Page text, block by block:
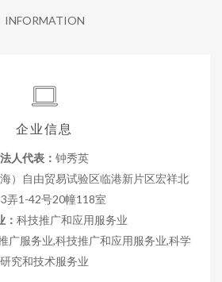
INFORMATION
企业信息
法人代表： 钟秀英
）自由贸易试验区临港新片区宏祥北
弄1-42号20幢118室
： 科技推广和应用服务业
广服务业,科技推广和应用服务业,科学
研究和技术服务业